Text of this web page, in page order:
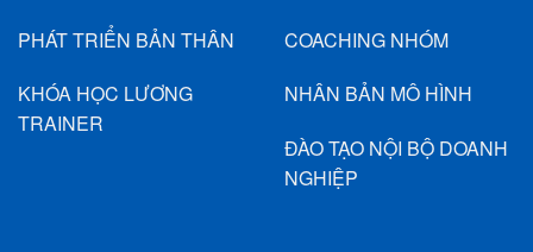
PHÁT TRIỂN BẢN THÂN
KHÓA HỌC LƯƠNG
TRAINER
COACHING NHÓM
NHÂN BẢN MÔ HÌNH
ĐÀO TẠO NỘI BỘ DOANH
NGHIỆP